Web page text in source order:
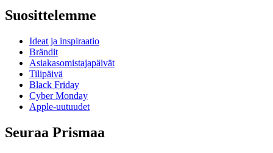
Suosittelemme
Ideat ja inspiraatio
Brändit
Asiakasomistajapäivät
Tilipäivä
Black Friday
Cyber Monday
Apple-uutuudet
Seuraa Prismaa